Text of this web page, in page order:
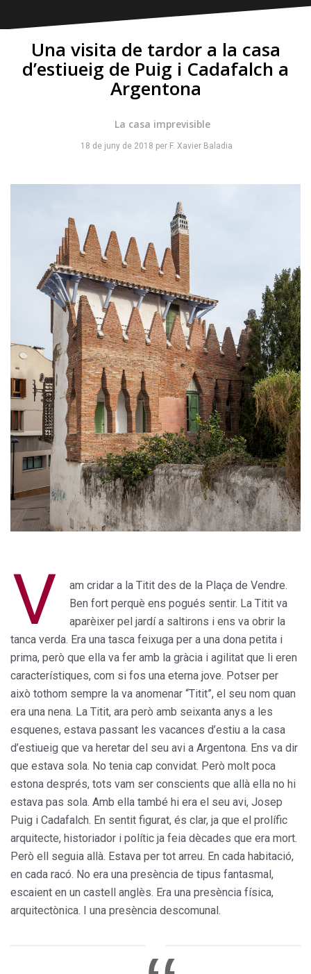
Una visita de tardor a la casa
d’estiueig de Puig i Cadafalch a
Argentona
La casa imprevisible
18 de juny de 2018 per F. Xavier Baladia
V
am cridar a la Titit des de la Plaça de Vendre.
Ben fort perquè ens pogués sentir. La Titit va
aparèixer pel jardí a saltirons i ens va obrir la
tanca verda. Era una tasca feixuga per a una dona petita i
prima, però que ella va fer amb la gràcia i agilitat que li eren
característiques, com si fos una eterna jove. Potser per
això tothom sempre la va anomenar “Titit”, el seu nom quan
era una nena. La Titit, ara però amb seixanta anys a les
esquenes, estava passant les vacances d’estiu a la casa
d’estiueig que va heretar del seu avi a Argentona. Ens va dir
que estava sola. No tenia cap convidat. Però molt poca
estona després, tots vam ser conscients que allà ella no hi
estava pas sola. Amb ella també hi era el seu avi, Josep
Puig i Cadafalch. En sentit figurat, és clar, ja que el prolífic
arquitecte, historiador i polític ja feia dècades que era mort.
Però ell seguia allà. Estava per tot arreu. En cada habitació,
en cada racó. No era una presència de tipus fantasmal,
escaient en un castell anglès. Era una presència física,
arquitectònica. I una presència descomunal.